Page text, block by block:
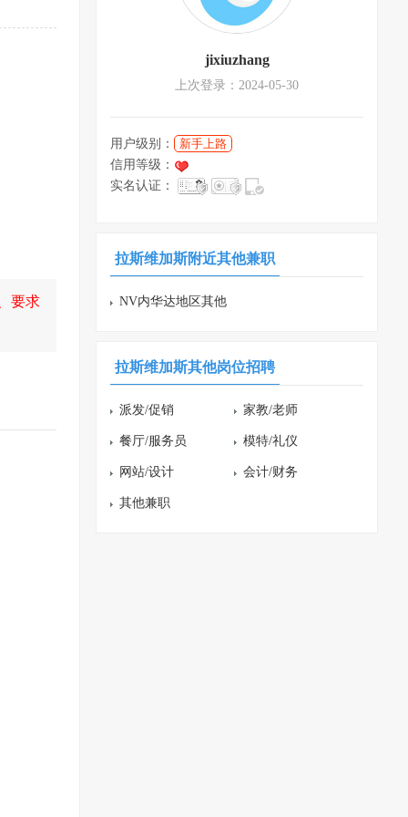
要求
jixiuzhang
上次登录：2024-05-30
用户级别：
新手上路
信用等级：
实名认证：
拉斯维加斯附近其他兼职
NV内华达地区其他
拉斯维加斯其他岗位招聘
派发/促销 家教/老师
餐厅/服务员 模特/礼仪
网站/设计 会计/财务
其他兼职